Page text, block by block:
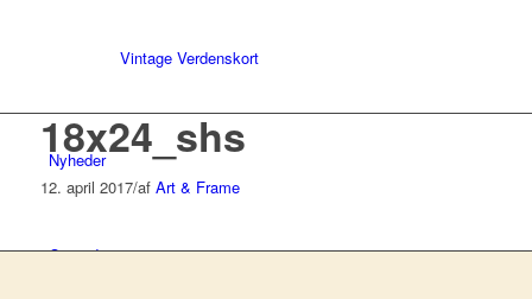
Vintage Verdenskort
Nyheder
Om indramning
18x24_shs
12. april 2017/af Art & Frame